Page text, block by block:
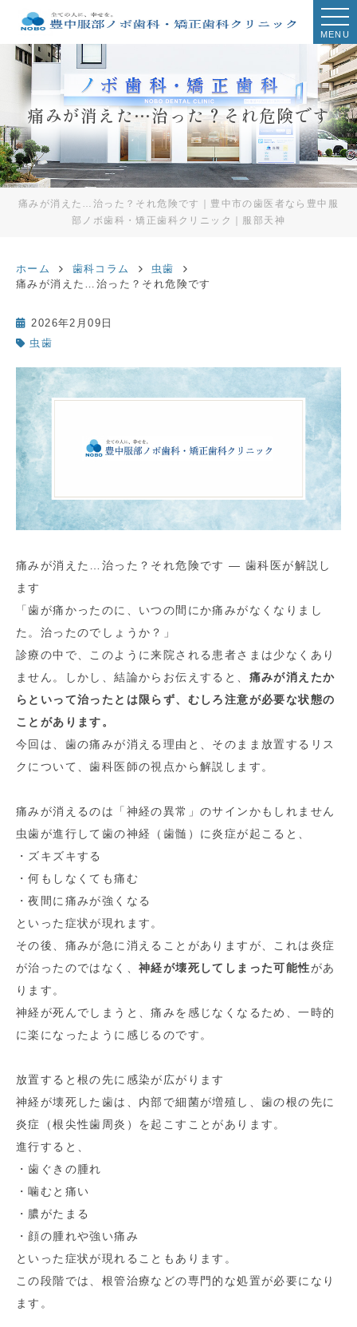
MENU
痛みが消えた…治った？それ危険です
痛みが消えた…治った？それ危険です｜豊中市の歯医者なら豊中服
部ノボ歯科・矯正歯科クリニック｜服部天神
ホーム 歯科コラム
虫歯
痛みが消えた…治った？それ危険です
2026年2月09日
虫歯
痛みが消えた…治った？それ危険です ― 歯科医が解説し
ます
「歯が痛かったのに、いつの間にか痛みがなくなりまし
た。治ったのでしょうか？」
診療の中で、このように来院される患者さまは少なくあり
ません。しかし、結論からお伝えすると、 痛みが消えたか
らといって治ったとは限らず、むしろ注意が必要な状態の
ことがあります。
今回は、歯の痛みが消える理由と、そのまま放置するリス
クについて、歯科医師の視点から解説します。
痛みが消えるのは「神経の異常」のサインかもしれません
虫歯が進行して歯の神経（歯髄）に炎症が起こると、
・ズキズキする
・何もしなくても痛む
・夜間に痛みが強くなる
といった症状が現れます。
その後、痛みが急に消えることがありますが、これは炎症
が治ったのではなく、 神経が壊死してしまった可能性があ
ります。
神経が死んでしまうと、痛みを感じなくなるため、一時的
に楽になったように感じるのです。
放置すると根の先に感染が広がります
神経が壊死した歯は、内部で細菌が増殖し、歯の根の先に
炎症（根尖性歯周炎）を起こすことがあります。
進行すると、
・歯ぐきの腫れ
・噛むと痛い
・膿がたまる
・顔の腫れや強い痛み
といった症状が現れることもあります。
この段階では、根管治療などの専門的な処置が必要になり
ます。